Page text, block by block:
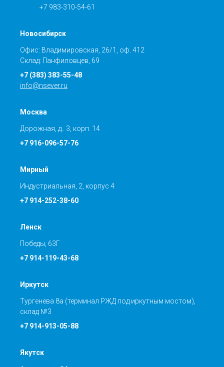
+7 983-310-54-61
Новосибирск
Офис: Владимировская, 26/1, оф. 412
Склад: Панфиловцев, 69
+7 (383) 383-55-48
info@nsever.ru
Москва
Дорожная, д.. 3, корп. 14
+7 916-096-57-76
Мирный
Индустриальная, 2, корпус 4
+7 914-252-38-60
Ленск
Победы, 63Г
+7 914-119-43-68
Иркутск
Тургенева 8а (терминал РЖД под иркутным мостом),
склад №3
+7 914-913-05-88
Якутск